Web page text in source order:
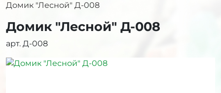
Домик "Лесной" Д-008
Домик "Лесной" Д-008
арт. Д-008